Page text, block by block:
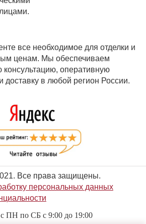
все необходимое для отделки и
ценам. Мы обеспечиваем
оперативную
доставку в любой регион России.
Все права защищены.
персональных данных
ПН по СБ с 9:00 до 19:00